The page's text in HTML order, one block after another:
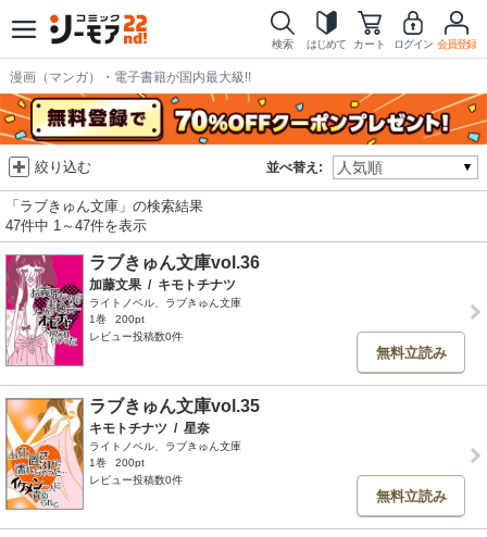
検索 はじめて カート ログイン 会員登録
漫画（マンガ）・電子書籍が国内最大級!!
並べ替え:
絞り込む
「ラブきゅん文庫」の検索結果
47件中 1～47件を表示
ラブきゅん文庫vol.36
加藤文果 / キモトチナツ
ライトノベル、ラブきゅん文庫
1巻
200pt
レビュー投稿数0件
無料立読み
ラブきゅん文庫vol.35
キモトチナツ / 星奈
ライトノベル、ラブきゅん文庫
1巻
200pt
レビュー投稿数0件
無料立読み